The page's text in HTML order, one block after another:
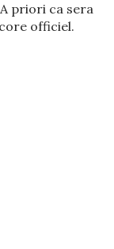
priori ca sera
officiel.